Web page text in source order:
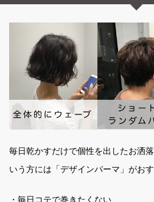
毎日乾かすだけで個性を出したお洒
いう方には「デザインパーマ」がおす
・毎日コテで巻きたくない